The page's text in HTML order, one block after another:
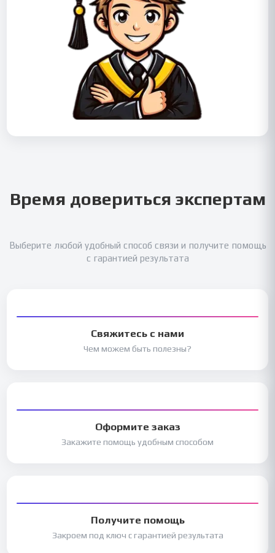
Время довериться экспертам
Выберите любой удобный способ связи и получите помощь
с гарантией результата
Свяжитесь с нами
Чем можем быть полезны?
Оформите заказ
Закажите помощь удобным способом
Получите помощь
Закроем под ключ с гарантией результата